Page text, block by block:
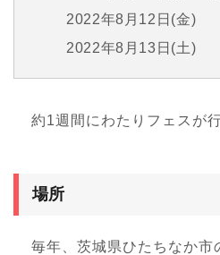
2022年8月12日(金)
2022年8月13日(土)
約1週間にわたりフェスが
場所
毎年、茨城県ひたちなか市